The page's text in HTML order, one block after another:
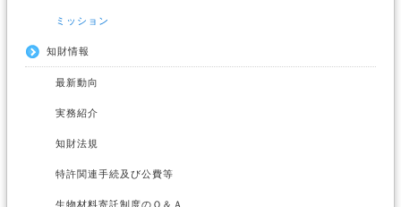
ミッション
知財情報
最新動向
実務紹介
知財法規
特許関連手続及び公費等
​生物材料寄託制度のＱ​＆Ａ